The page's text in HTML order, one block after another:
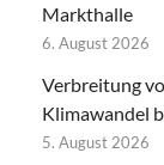
Markthalle
6. August 2026
Verbreitung
Klimawandel
5. August 2026